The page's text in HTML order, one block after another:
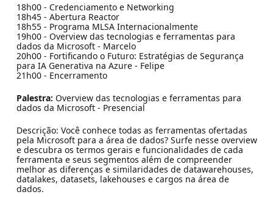
18h00 - Credenciamento e Networking
18h45 - Abertura Reactor
18h55 - Programa MLSA Internacionalmente
19h00 - Overview das tecnologias e ferramentas para
dados da Microsoft - Marcelo
20h00 - Fortificando o Futuro: Estratégias de Segurança
para IA Generativa na Azure - Felipe
21h00 - Encerramento
Palestra: Overview das tecnologias e ferramentas para
dados da Microsoft - Presencial
Descrição: Você conhece todas as ferramentas ofertadas
pela Microsoft para a área de dados? Surfe nesse overview
e descubra os termos gerais e funcionalidades de cada
ferramenta e seus segmentos além de compreender
melhor as diferenças e similaridades de datawarehouses,
datalakes, datasets, lakehouses e cargos na área de
dados.